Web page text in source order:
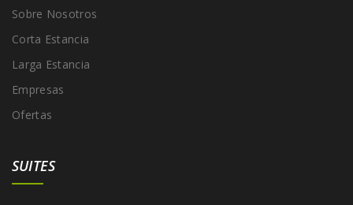
Sobre Nosotros
Corta Estancia
Larga Estancia
Empresas
Ofertas
SUITES